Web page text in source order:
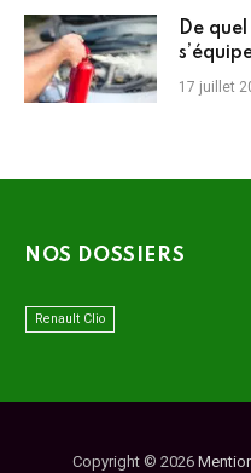
De
17 juillet
NOS DOSSIERS
Renault Clio
Copyright © 2026